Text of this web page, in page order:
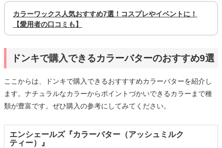
カラーワックス人気おすすめ7選！コスプレやイベントに！
【愛用者の口コミも】
ドンキで購入できるカラーバターのおすすめ9選
ここからは、ドンキで購入できるおすすすめカラーバターを紹介し
ます。ナチュラルなカラーからポイントづかいできるカラーまで種
類が豊富です。ぜひ購入の参考にしてみてください。
エンシェールズ『カラーバター（アッシュミルク
ティー）』